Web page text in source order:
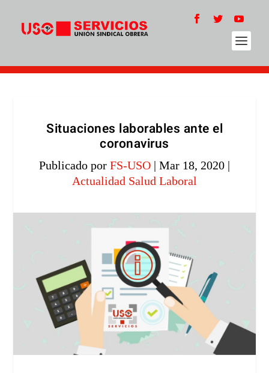
Situaciones laborables ante el
coronavirus
Publicado por FS-USO | Mar 18, 2020 |
Actualidad Salud Laboral